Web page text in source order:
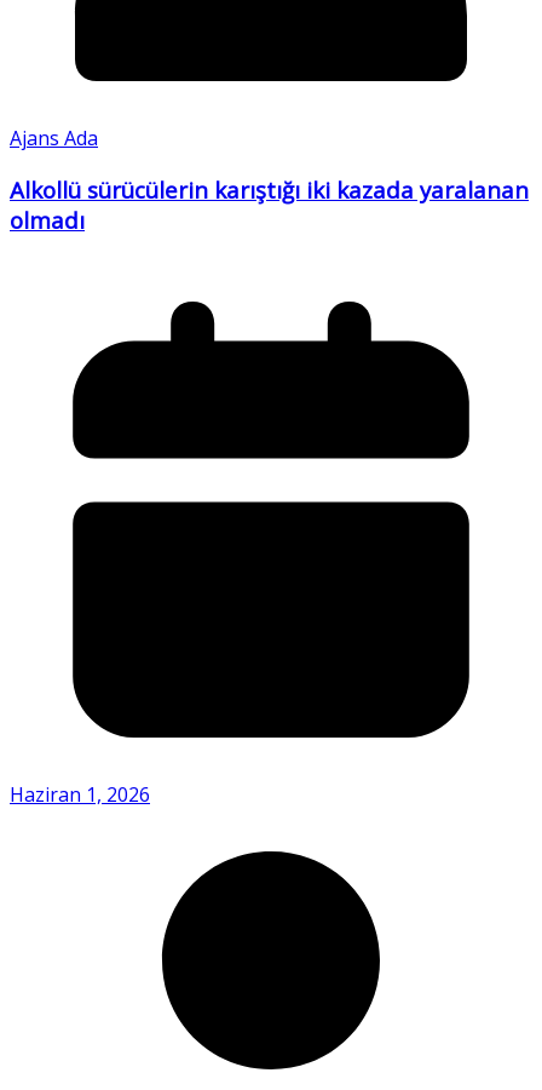
Ajans Ada
Alkollü sürücülerin karıştığı iki kazada yaralanan
olmadı
Haziran 1, 2026